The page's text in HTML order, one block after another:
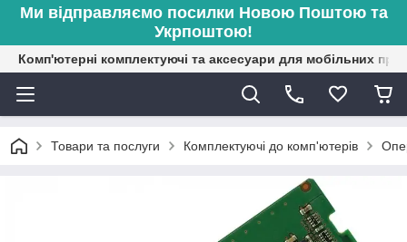
Ми відправляємо посилки Новою Поштою та
Укрпоштою!
Комп'ютерні комплектуючі та аксесуари для мобільних
Товари та послуги Комплектуючі до комп'ютерів